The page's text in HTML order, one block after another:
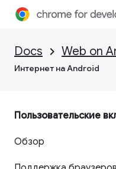
Docs Web on
Интернет на Android
Пользовательские
Обзор